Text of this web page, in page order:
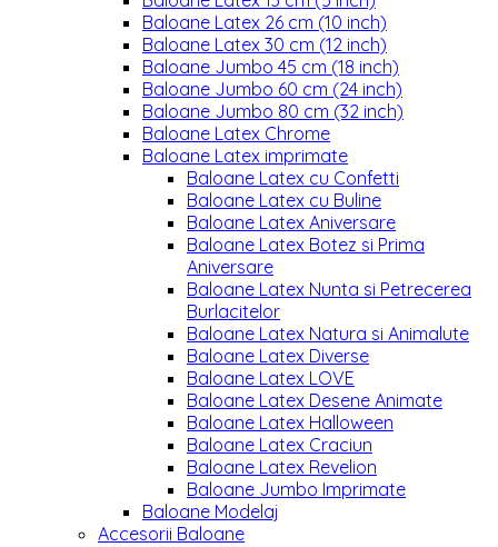
Baloane Latex 26 cm (10 inch)
Baloane Latex 30 cm (12 inch)
Baloane Jumbo 45 cm (18 inch)
Baloane Jumbo 60 cm (24 inch)
Baloane Jumbo 80 cm (32 inch)
Baloane Latex Chrome
Baloane Latex imprimate
Baloane Latex cu Confetti
Baloane Latex cu Buline
Baloane Latex Aniversare
Baloane Latex Botez si Prima
Aniversare
Baloane Latex Nunta si Petrecerea
Burlacitelor
Baloane Latex Natura si Animalute
Baloane Latex Diverse
Baloane Latex LOVE
Baloane Latex Desene Animate
Baloane Latex Halloween
Baloane Latex Craciun
Baloane Latex Revelion
Baloane Jumbo Imprimate
Baloane Modelaj
Accesorii Baloane